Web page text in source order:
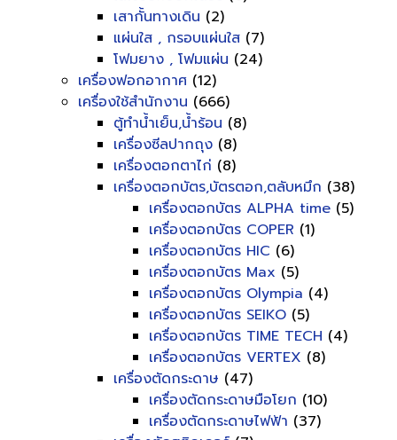
เสากั้นทางเดิน (2)
แผ่นใส , กรอบแผ่นใส (7)
โฟมยาง , โฟมแผ่น (24)
เครื่องฟอกอากาศ (12)
เครื่องใช้สำนักงาน (666)
ตู้ทำน้ำเย็น,น้ำร้อน (8)
เครื่องซีลปากถุง (8)
เครื่องตอกตาไก่ (8)
เครื่องตอกบัตร,บัตรตอก,ตลับหมึก (38)
เครื่องตอกบัตร ALPHA time (5)
เครื่องตอกบัตร COPER (1)
เครื่องตอกบัตร HIC (6)
เครื่องตอกบัตร Max (5)
เครื่องตอกบัตร Olympia (4)
เครื่องตอกบัตร SEIKO (5)
เครื่องตอกบัตร TIME TECH (4)
เครื่องตอกบัตร VERTEX (8)
เครื่องตัดกระดาษ (47)
เครื่องตัดกระดาษมือโยก (10)
เครื่องตัดกระดาษไฟฟ้า (37)